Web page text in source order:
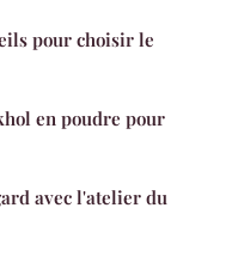
pour choisir le
en poudre pour
avec l'atelier du